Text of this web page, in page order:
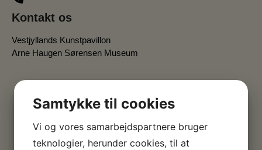
Kontakt os
Vestjyllands Kunstpavillon
Arne Haugen Sørensen Museum
Samtykke til cookies
Vi og vores samarbejdspartnere bruger
teknologier, herunder cookies, til at